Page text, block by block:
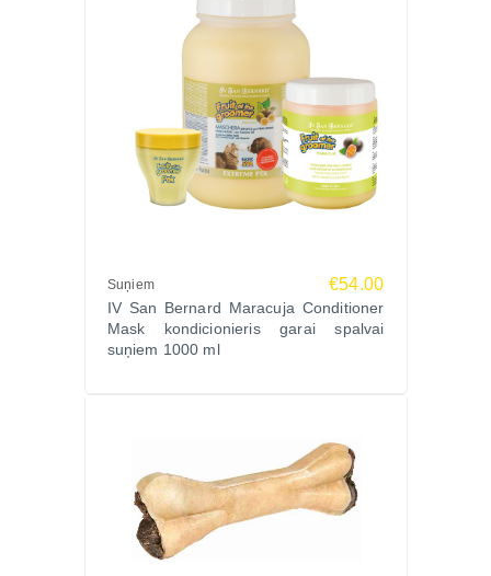
Suņiem €54.00
IV San Bernard Maracuja Conditioner
Mask kondicionieris garai spalvai
suņiem 1000 ml